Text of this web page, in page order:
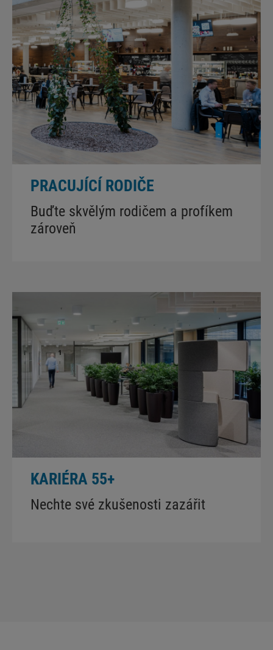
PRACUJÍCÍ RODIČE
Buďte skvělým rodičem a profíkem
zároveň
KARIÉRA 55+
Nechte své zkušenosti zazářit